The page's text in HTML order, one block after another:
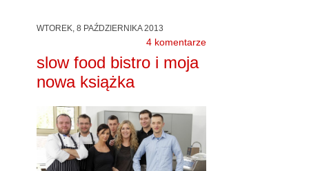
WTOREK, 8 PAŹDZIERNIKA 2013
4 komentarze
slow food bistro i moja
nowa książka